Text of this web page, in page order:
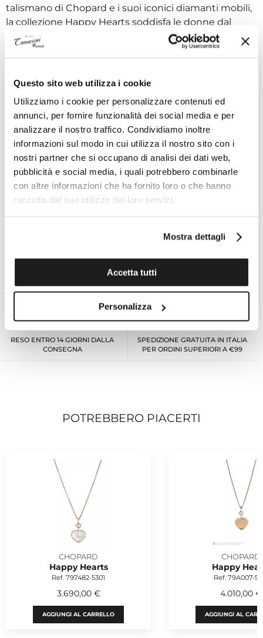
Questo sito web utilizza i cookie
Utilizziamo i cookie per personalizzare contenuti ed
annunci, per fornire funzionalità dei social media e per
analizzare il nostro traffico. Condividiamo inoltre
informazioni sul modo in cui utilizza il nostro sito con i
nostri partner che si occupano di analisi dei dati web,
pubblicità e social media, i quali potrebbero combinarle
con altre informazioni che ha fornito loro o che hanno
raccolto dal suo utilizzo dei loro servizi.
Mostra dettagli
Accetta tutti
Personalizza
talismano di Chopard e i suoi iconici diamanti mobili,
la collezione Happy Hearts soddisfa le donne dal
cuore grande di tutto il mondo. Little Diamonds Do
Great Things.
CARATI DI DIAMANTI 0.15
Specifiche tecniche
I VANTAGGI DI ACQUISTARE DA TOMASINI
FRANCIA
ASSISTENZA TECNICA UFFICIALE
RESO ENTRO 14 GIORNI DALLA
CONSEGNA
SPEDIZIONE GRATUITA IN ITALIA
PER ORDINI SUPERIORI A €99
POTREBBERO PIACERTI
CHOPARD
Happy Hearts
Ref. 797482-5301
3.690,00 €
AGGIUNGI AL CARRELLO
CHOPARD
Happy
Ref. 79A007-
4.010,00 €
AGGIUNGI AL